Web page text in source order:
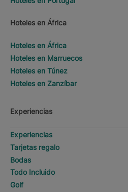
Hoteles en África
Hoteles en África
Hoteles en Marruecos
Hoteles en Túnez
Hoteles en Zanzíbar
Experiencias
Experiencias
Tarjetas regalo
Bodas
Todo Incluido
Golf